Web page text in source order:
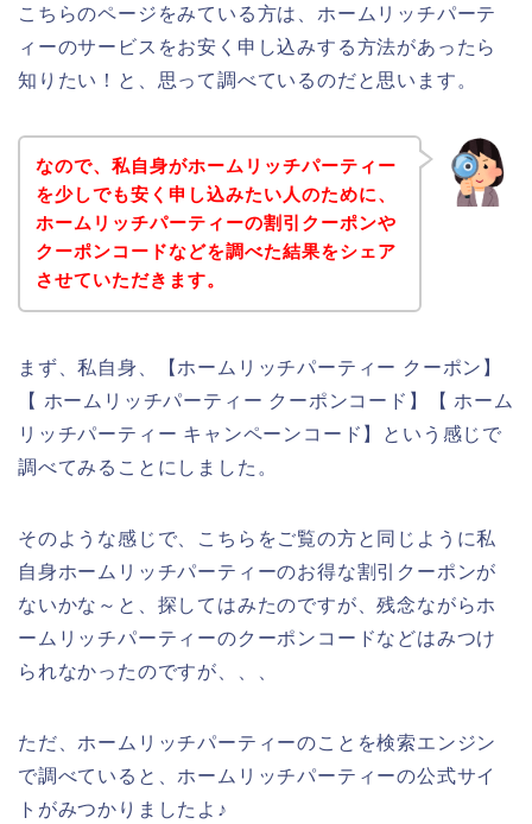
こちらのページをみている方は、ホームリッチパーテ
ィーのサービスをお安く申し込みする方法があったら
知りたい！と、思って調べているのだと思います。
なので、私自身がホームリッチパーティー
を少しでも安く申し込みたい人のために、
ホームリッチパーティーの割引クーポンや
クーポンコードなどを調べた結果をシェア
させていただきます。
まず、私自身、【ホームリッチパーティー クーポン】
【 ホームリッチパーティー クーポンコード】【 ホーム
リッチパーティー キャンペーンコード】という感じで
調べてみることにしました。
そのような感じで、こちらをご覧の方と同じように私
自身ホームリッチパーティーのお得な割引クーポンが
ないかな～と、探してはみたのですが、残念ながらホ
ームリッチパーティーのクーポンコードなどはみつけ
られなかったのですが、、、
ただ、ホームリッチパーティーのことを検索エンジン
で調べていると、ホームリッチパーティーの公式サイ
トがみつかりましたよ♪